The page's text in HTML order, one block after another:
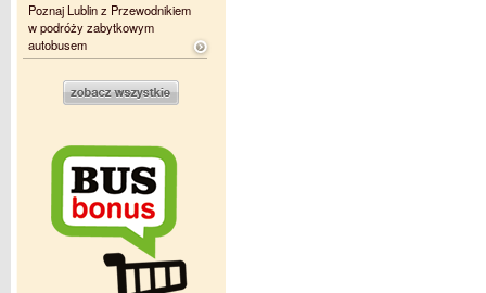
Poznaj Lublin z Przewodnikiem
w podróży zabytkowym
autobusem